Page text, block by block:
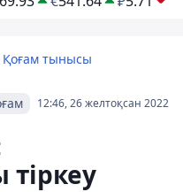
Қоғам тынысы
12:46, 26 желтоқсан 2022